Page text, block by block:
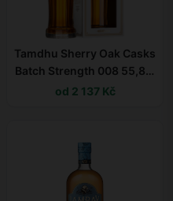
Tamdhu Sherry Oak Casks
Batch Strength 008 55,8%
0,7l
od 2 137 Kč